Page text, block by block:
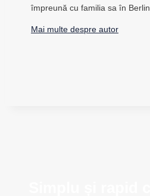
împreună cu familia sa în Berlin.
Mai multe despre autor